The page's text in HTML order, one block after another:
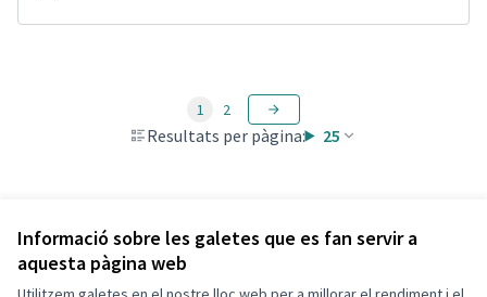
Informació sobre les galetes que es fan servir a
aquesta pàgina web
Resultats per pàgina: 25
1 2
Veure totes les propostes retirades